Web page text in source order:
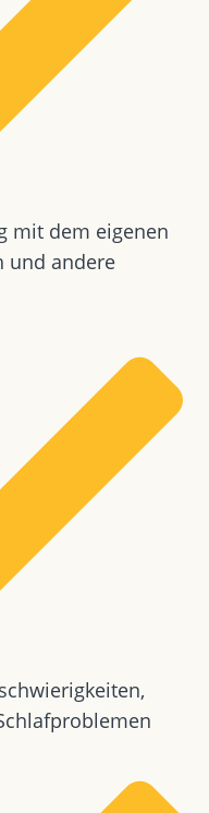
mit dem eigenen
und andere